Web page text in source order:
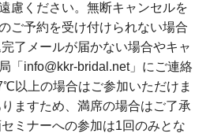
慮ください。無断キャンセルを
ご予約を受け付けられない場合
了メールが届かない場合やキャ
「info@kkr-bridal.net」にご連絡
以上の場合はご参加いただけま
ますため、満席の場合はご了承
ミナーへの参加は1回のみとな